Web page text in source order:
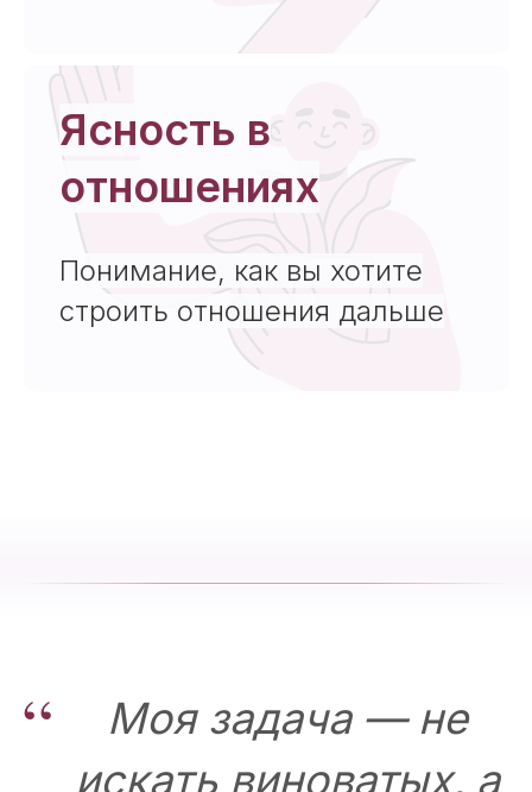
Ясность в
отношениях
Понимание, как вы хотите
строить отношения дальше
“
Моя задача — не
искать виноватых, а